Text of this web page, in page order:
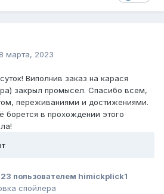
марта, 2023
Виполнив заказ на карася
закрыл промысел. Спасибо всем,
переживаниями и достижениями.
борется в прохождении этого
пользователем himickplick1
спойлера